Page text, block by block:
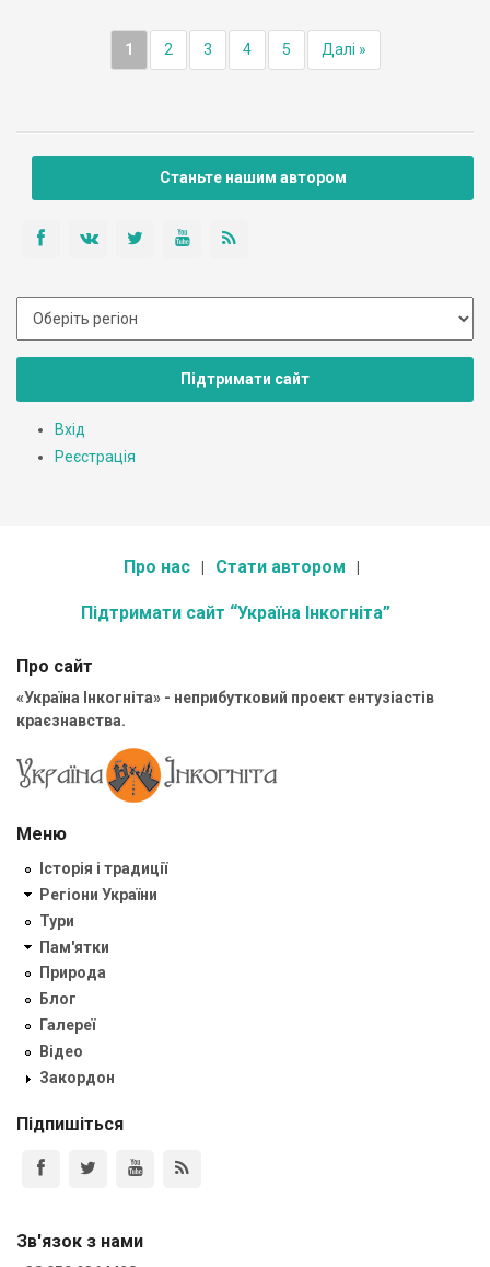
1 2 3 4 5 Далі »
Станьте нашим автором
Підтримати сайт
Вхід
Реєстрація
Про нас Стати автором
Підтримати сайт “Україна Інкогніта”
Про сайт
«Україна Інкогніта» - неприбутковий проект ентузіастів
краєзнавства.
Меню
Історія і традиції
Регіони України
Тури
Пам'ятки
Природа
Блог
Галереї
Відео
Закордон
Підпишіться
Зв'язок з нами